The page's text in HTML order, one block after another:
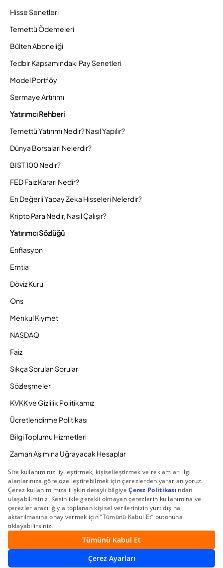
Hisse Senetleri
Temettü Ödemeleri
Bülten Aboneliği
Tedbir Kapsamındaki Pay Senetleri
Model Portföy
Sermaye Artırımı
Yatırımcı Rehberi
Temettü Yatırımı Nedir? Nasıl Yapılır?
Dünya Borsaları Nelerdir?
BIST 100 Nedir?
FED Faiz Kararı Nedir?
En Değerli Yapay Zeka Hisseleri Nelerdir?
Kripto Para Nedir, Nasıl Çalışır?
Yatırımcı Sözlüğü
Enflasyon
Emtia
Döviz Kuru
Ons
Menkul Kıymet
NASDAQ
Faiz
Sıkça Sorulan Sorular
Sözleşmeler
KVKK ve Gizlilik Politikamız
Ücretlendirme Politikası
Bilgi Toplumu Hizmetleri
Zaman Aşımına Uğrayacak Hesaplar
Duyurular ve Kampanyalar
© 2026 Gedik Yatırım Menkul Değerler AŞ. Tüm Hakları